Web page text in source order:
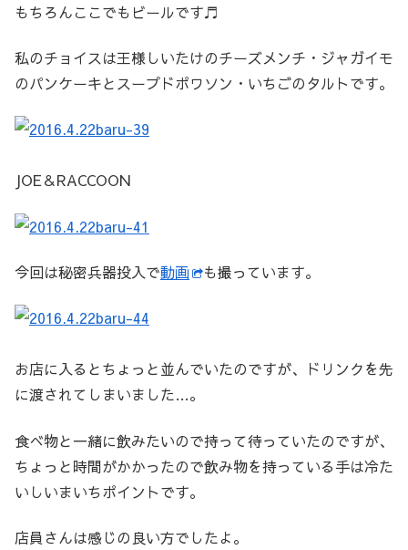
もちろんここでもビールです♬
私のチョイスは王様しいたけのチーズメンチ・ジャガイモ
のパンケーキとスープドポワソン・いちごのタルトです。
JOE＆RACCOON
今回は秘密兵器投入で動画 も撮っています。
お店に入るとちょっと並んでいたのですが、ドリンクを先
に渡されてしまいました…。
食べ物と一緒に飲みたいので持って待っていたのですが、
ちょっと時間がかかったので飲み物を持っている手は冷た
いしいまいちポイントです。
店員さんは感じの良い方でしたよ。